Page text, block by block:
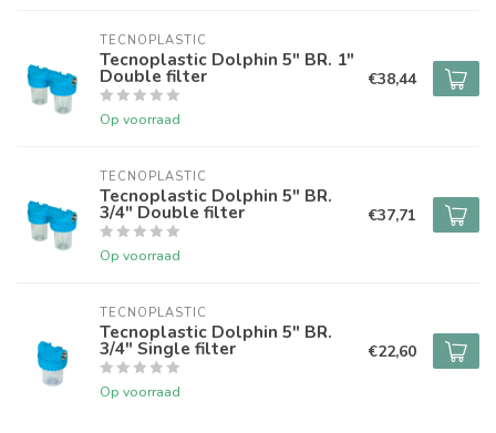
TECNOPLASTIC
Tecnoplastic Dolphin 5" BR. 1"
Double filter
Op voorraad
€38,44
TECNOPLASTIC
Tecnoplastic Dolphin 5" BR.
3/4" Double filter
Op voorraad
€37,71
TECNOPLASTIC
Tecnoplastic Dolphin 5" BR.
3/4" Single filter
Op voorraad
€22,60